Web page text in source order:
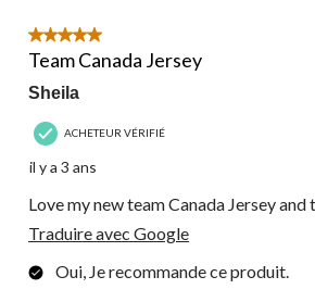
5 étoile(s) sur 5.
Team Canada Jersey
Sheila
ACHETEUR VÉRIFIÉ
il y a 3 ans
Love my new team Canada Jersey and
Traduire avec Google
Oui, Je recommande ce produit.